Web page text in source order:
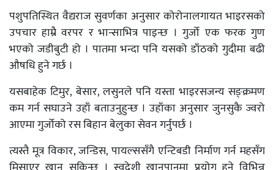
पशुपतिस्थित वैद्यराज सुवर्णका अनुसार कोरोनालगायत भाइरसको
उपचार हाम्रै वरपर र भान्साभित्र पाइन्छ । गुर्जो एक फरक गुण
भएको जडीबुटी हो । पातमा भन्दा पनि यसको डाँठको गुदीमा बढी
औषधि हुने गर्छ ।
यसबाहेक टिमुर, बेसार, लसुनले पनि यस्ता भाइरसजन्य सङ्क्रमण
कम गर्न सघाउने उहाँ बताउनुहुन्छ । उहाँका अनुसार जुनसुकै ज्वरो
आएमा गुर्जाेको रस बिहान बेलुका सेवन गर्नुपर्छ ।
त्यस्तै मूत्र विकार, जन्डिस, पायल्ससँगै एन्टिबडी निर्माण गर्न महसँग